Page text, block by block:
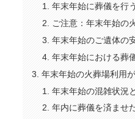
年末年始に葬儀を行
ご注意：年末年始の
年末年始のご遺体の
年末年始における葬
年末年始の火葬場利用
年末年始の混雑状況
年内に葬儀を済ませ